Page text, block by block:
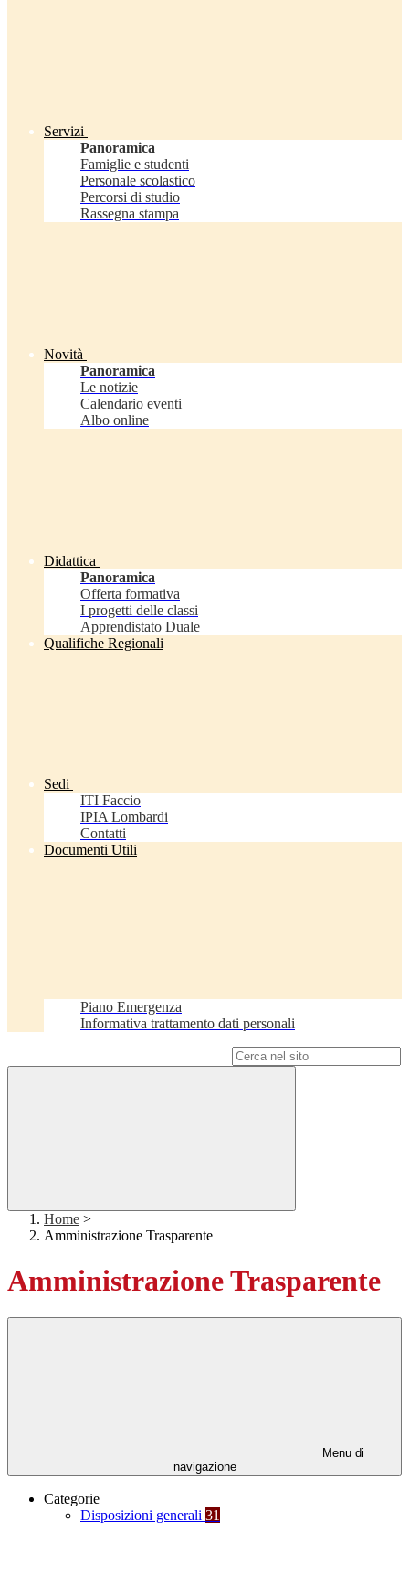
Servizi
Panoramica
Famiglie e studenti
Personale scolastico
Percorsi di studio
Rassegna stampa
Novità
Panoramica
Le notizie
Calendario eventi
Albo online
Didattica
Panoramica
Offerta formativa
I progetti delle classi
Apprendistato Duale
Qualifiche Regionali
Sedi
ITI Faccio
IPIA Lombardi
Contatti
Documenti Utili
Piano Emergenza
Informativa trattamento dati personali
Home >
Amministrazione Trasparente
Amministrazione Trasparente
Menu di
navigazione
Categorie
Disposizioni generali 31